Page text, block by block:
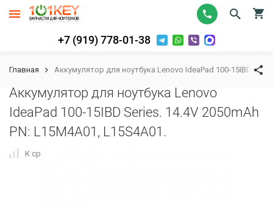
+7 (919) 778-01-38
Главная Аккумулятор для ноутбука Lenovo IdeaPad 100-15IBD
Аккумулятор для ноутбука Lenovo
IdeaPad 100-15IBD Series. 14.4V 2050mAh
PN: L15M4A01, L15S4A01.
К сравнению